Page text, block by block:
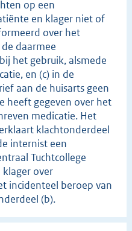
op een
en klager niet of
over het
daarmee
het gebruik, alsmede
en (c) in de
aan de huisarts geen
heeft gegeven over het
medicatie. Het
klachtonderdeel
internist een
Tuchtcollege
over
incidenteel beroep van
(b).